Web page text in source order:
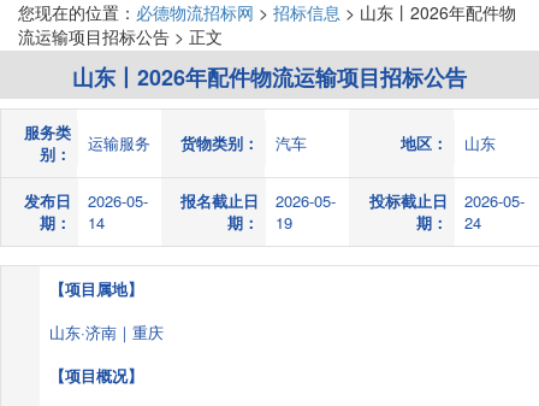
您现在的位置： 必德物流招标网 > 招标信息 > 山东丨2026年配件物
流运输项目招标公告 > 正文
山东丨2026年配件物流运输项目招标公告
服务类
别：
运输服务 货物类别： 汽车 地区： 山东
发布日
期：
2026-05-
14
报名截止日
期：
2026-05-
19
投标截止日
期：
2026-05-
24
【项目属地】
山东·济南｜重庆
【项目概况】